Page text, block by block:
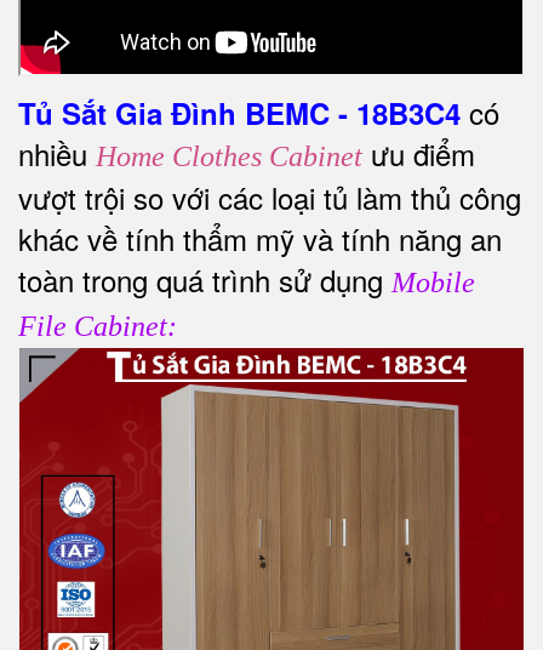
Tủ Sắt Gia Đình BEMC - 18B3C4 có
nhiều Home Clothes Cabinet ưu điểm
vượt trội so với các loại tủ làm thủ công
khác về tính thẩm mỹ và tính năng an
toàn trong quá trình sử dụng Mobile
File Cabinet: